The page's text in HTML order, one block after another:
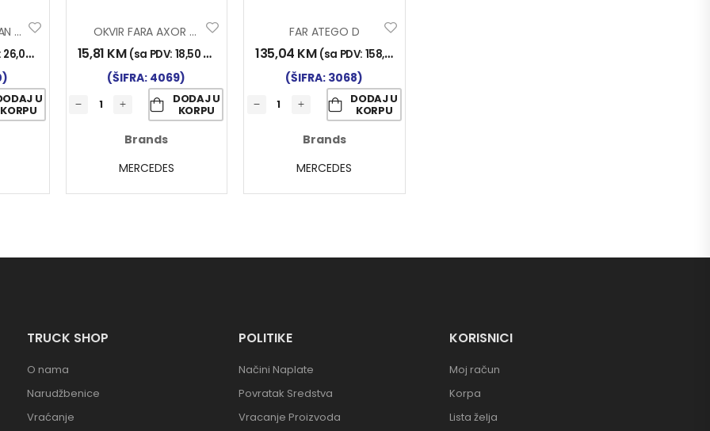
STAKLO FARA MAN TG-A LIJEVO
26,00 KM
U
KORPU
OKVIR FARA AXOR CHROM L
15,81 KM (sa PDV: 18,50 KM
(ŠIFRA: 4069)
DODAJ U
KORPU
Brands
MERCEDES
FAR ATEGO D
135,04 KM (sa PDV: 158,00
(ŠIFRA: 3068)
DODAJ U
KORPU
Brands
MERCEDES
TRUCK SHOP
O nama
Narudžbenice
Vraćanje
POLITIKE
Načini Naplate
Povratak Sredstva
Vracanje Proizvoda
KORISNICI
Moj račun
Korpa
Lista želja